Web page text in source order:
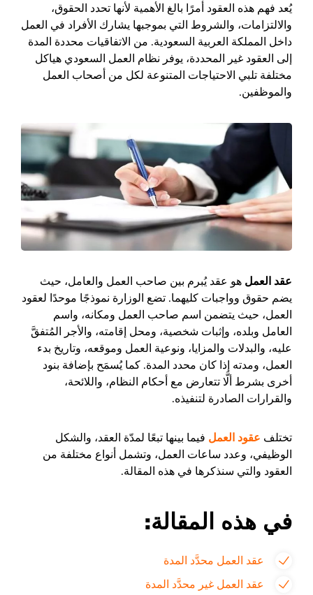
يُعد فهم هذه العقود أمرًا بالغ الأهمية لأنها تحدد الحقوق،
والالتزامات، والشروط التي بموجبها يشارك الأفراد في العمل
داخل المملكة العربية السعودية. من الاتفاقيات محددة المدة
إلى العقود غير المحددة، يوفر نظام العمل السعودي هياكل
مختلفة تلبي الاحتياجات المتنوعة لكل من أصحاب العمل
والموظفين.
عقد العمل هو عقد يُبرم بين صاحب العمل والعامل، حيث
يضم حقوق وواجبات كليهما. تضع الوزارة نموذجًا موحدًا لعقود
العمل، حيث يتضمن اسم صاحب العمل ومكانه، واسم
العامل وبلده، وإثبات شخصية، ومحل إقامته، والأجر المُتفقَّ
عليه، والبدلات والمزايا، ونوعية العمل وموقعه، وتاريخ بدء
العمل، ومدته إذا كان محدد المدة. كما يُسمَح بإضافة بنود
أخرى بشرط ألَّا تتعارض مع أحكام النظام، واللائحة،
والقرارات الصادرة لتنفيذه.
تختلف عقود العمل فيما بينها تبعًا لمدّة العقد، والشكل
الوظيفي، وعدد ساعات العمل، وتشمل أنواع مختلفة من
العقود والتي سنذكرها في هذه المقالة.
في هذه المقالة:
عقد العمل محدَّد المدة
عقد العمل غير محدَّد المدة